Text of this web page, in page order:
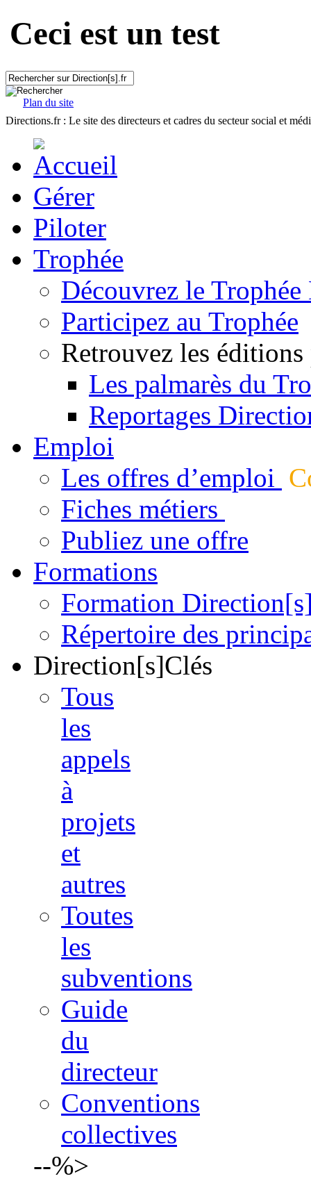
Ceci est un test
Plan du site
Directions.fr : Le site des directeurs et cadres du secteur social et
Gérer
Piloter
Trophée
Découvrez le
Participez au Trophée
Retrouvez les éditions
Les palmarès du
Reportages
Emploi
Les offres d’emploi
Fiches métiers
Publiez une offre
Formations
Formation
Répertoire des
Direction[s]Clés
Tous
les
appels
à
projets
et
autres
Toutes
les
subventions
Guide
du
directeur
Conventions
collectives
--%>